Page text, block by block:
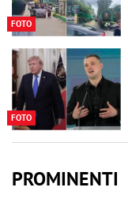
FOTO
FOTO
PROMINENTI